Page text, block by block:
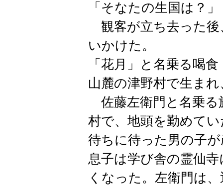
「そなたの生国は？」
観客が立ち去った後
いかけた。
「花月」と名乗る喝食
山麓の津野村で生ま
佐藤左衛門と名乗る
村で、地頭を勤めて
待ちに待った男の子
息子は学び舎の霊仙
くなった。左衛門は